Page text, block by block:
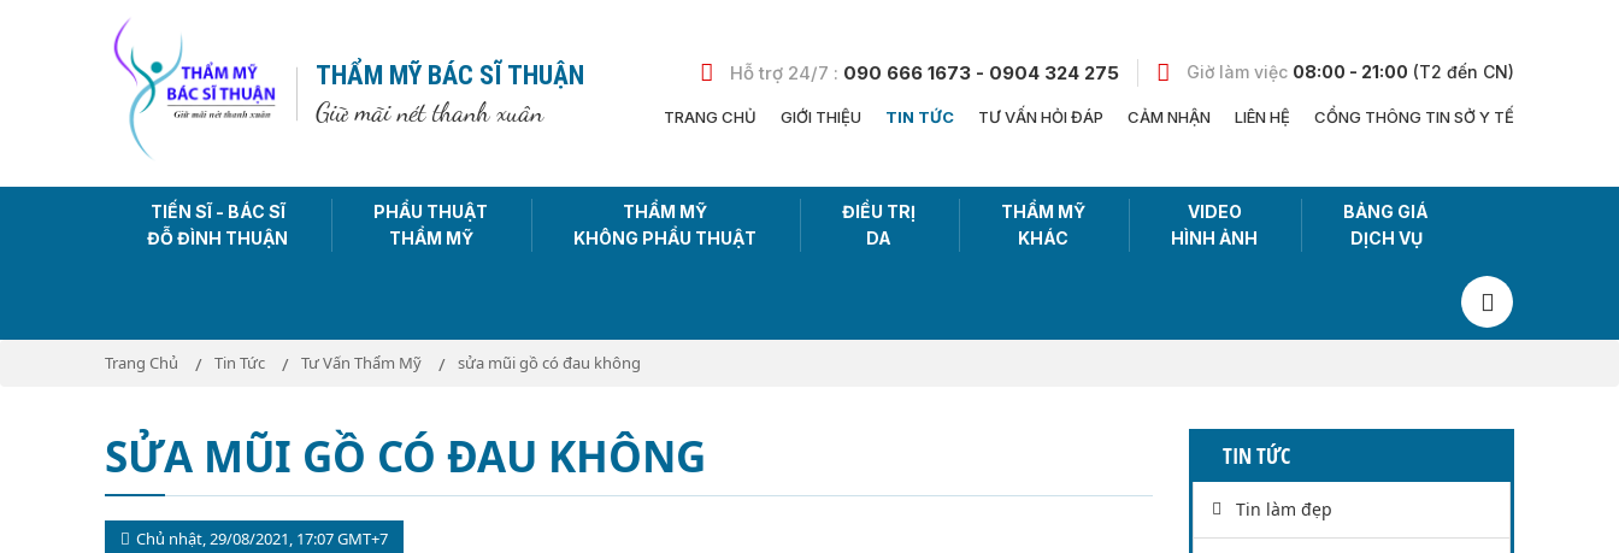
THẨM MỸ BÁC SĨ THUẬN
Giữ mãi nét thanh xuân
Hỗ trợ 24/7 : 090 666 1673 - 0904 324 275 Giờ làm việc 08:00 - 21:00 (T2 đến CN)
TRANG CHỦ GIỚI THIỆU TIN TỨC TƯ VẤN HỎI ĐÁP CẢM NHẬN LIÊN HỆ CỔNG THÔNG TIN SỞ Y TẾ
TIẾN SĨ - BÁC SĨ
ĐỖ ĐÌNH THUẬN
PHẨU THUẬT
THẨM MỸ
THẨM MỸ
KHÔNG PHẨU THUẬT
ĐIỀU TRỊ
DA
THẨM MỸ
KHÁC
VIDEO
HÌNH ẢNH
BẢNG GIÁ
DỊCH VỤ
Trang Chủ Tin Tức Tư Vấn Thẩm Mỹ sửa mũi gồ có đau không
SỬA MŨI GỒ CÓ ĐAU KHÔNG
Chủ nhật, 29/08/2021, 17:07 GMT+7
TIN TỨC
Tin làm đẹp